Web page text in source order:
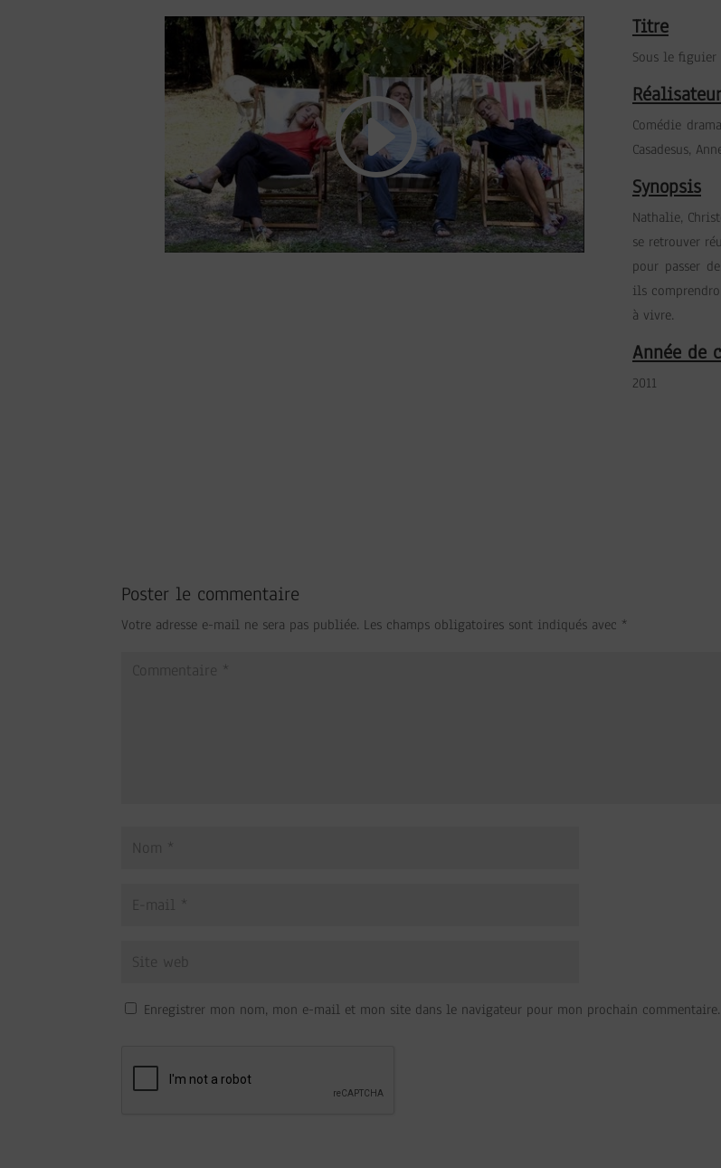
Titre
Sous le figuier
Comédie
Casadesus,
Synopsis
Nathalie,
se retrouver
pour passer
ils
à vivre.
Année de
2011
Poster le commentaire
Votre adresse e-mail ne sera pas publiée. Les champs obligatoires sont indiqués avec *
Enregistrer mon nom, mon e-mail et mon site dans le navigateur pour mon prochain commentaire.